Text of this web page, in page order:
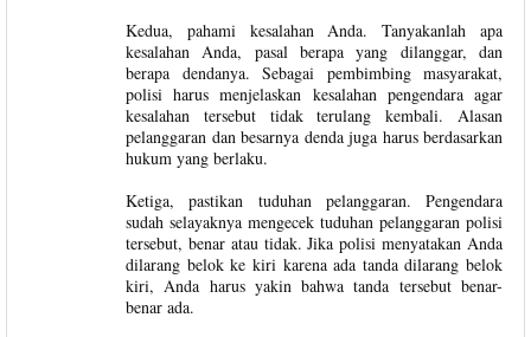
Kedua, pahami kesalahan Anda. Tanyakanlah apa
kesalahan Anda, pasal berapa yang dilanggar, dan
berapa dendanya. Sebagai pembimbing masyarakat,
polisi harus menjelaskan kesalahan pengendara agar
kesalahan tersebut tidak terulang kembali. Alasan
pelanggaran dan besarnya denda juga harus berdasarkan
hukum yang berlaku.
Ketiga, pastikan tuduhan pelanggaran. Pengendara
sudah selayaknya mengecek tuduhan pelanggaran polisi
tersebut, benar atau tidak. Jika polisi menyatakan Anda
dilarang belok ke kiri karena ada tanda dilarang belok
kiri, Anda harus yakin bahwa tanda tersebut benar-
benar ada.